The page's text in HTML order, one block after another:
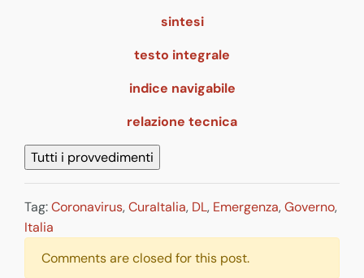
sintesi
testo integrale
indice navigabile
relazione tecnica
Tag:Coronavirus,CuraItalia, DL, Emergenza,Governo,
Italia
Comments are closed for this post.